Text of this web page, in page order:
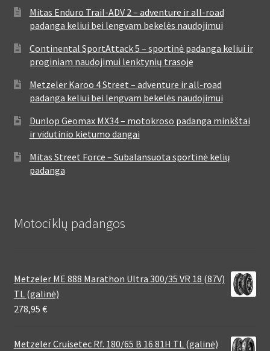
Mitas Enduro Trail-ADV 2 – adventure ir all-road
padanga keliui bei lengvam bekelės naudojimui
Continental SportAttack 5 – sportinė padanga keliui ir
proginiam naudojimui lenktynių trasoje
Metzeler Karoo 4 Street – adventure ir all-road
padanga keliui bei lengvam bekelės naudojimui
Dunlop Geomax MX34 – motokroso padanga minkštai
ir vidutinio kietumo dangai
Mitas Street Force – Subalansuota sportinė kelių
padanga
Motociklų padangos
Metzeler ME 888 Marathon Ultra 300/35 VR 18 (87V)
TL (galinė)
278,95 €
Metzeler Cruisetec Rf. 180/65 B 16 81H TL (galinė)